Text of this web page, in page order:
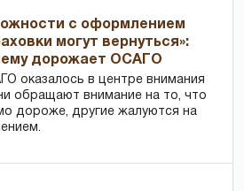
с оформлением
могут вернуться»:
дорожает ОСАГО
оказалось в центре внимания
обращают внимание на то, что
дороже, другие жалуются на